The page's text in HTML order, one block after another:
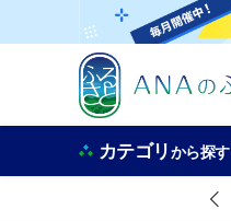
カテゴリから探す